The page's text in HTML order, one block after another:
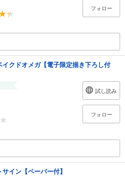
フォロー
イクドオメガ【電子限定描き下ろし付
試し読み
フォロー
イン【ペーパー付】